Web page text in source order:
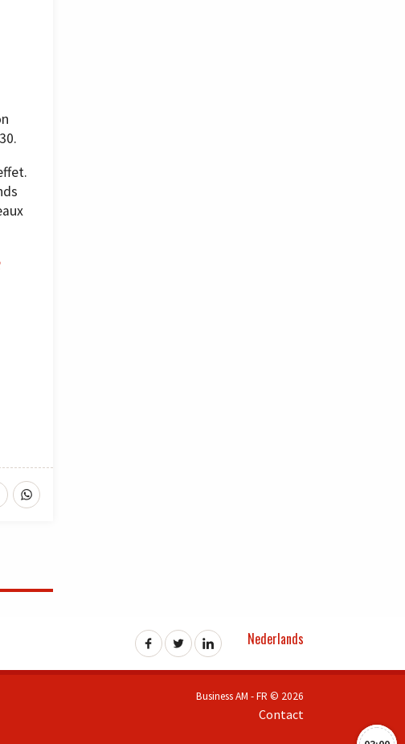
Nederlands
Business AM - FR © 2026
Contact